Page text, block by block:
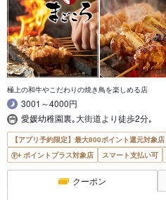
極上の和牛やこだわりの焼き鳥を楽しめる店
3001～4000円
愛媛幼稚園裏｡大街道より徒歩2分｡
【アプリ予約限定】最大800ポイント還元対象店
ポイントプラス対象店
スマート支払い可
クーポン